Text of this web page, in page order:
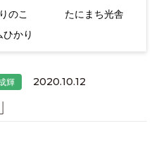
のこ
たにまち光舎
ひかり
輝 2020.10.12